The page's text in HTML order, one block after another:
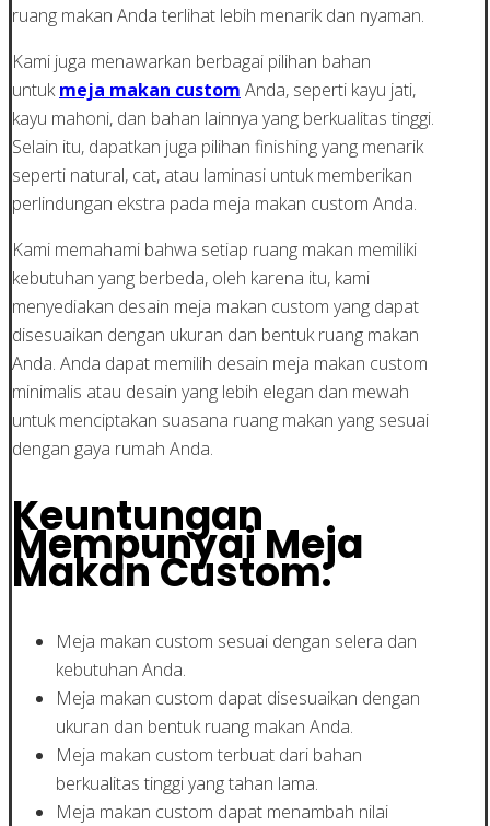
ruang makan Anda terlihat lebih menarik dan nyaman.
Kami juga menawarkan berbagai pilihan bahan
untukmeja makan custom Anda, seperti kayu jati,
kayu mahoni, dan bahan lainnya yang berkualitas tinggi.
Selain itu, dapatkan juga pilihan finishing yang menarik
seperti natural, cat, atau laminasi untuk memberikan
perlindungan ekstra pada meja makan custom Anda.
Kami memahami bahwa setiap ruang makan memiliki
kebutuhan yang berbeda, oleh karena itu, kami
menyediakan desain meja makan custom yang dapat
disesuaikan dengan ukuran dan bentuk ruang makan
Anda. Anda dapat memilih desain meja makan custom
minimalis atau desain yang lebih elegan dan mewah
untuk menciptakan suasana ruang makan yang sesuai
dengan gaya rumah Anda.
Keuntungan
Mempunyai Meja
Makan Custom:
Meja makan custom sesuai dengan selera dan
kebutuhan Anda.
Meja makan custom dapat disesuaikan dengan
ukuran dan bentuk ruang makan Anda.
Meja makan custom terbuat dari bahan
berkualitas tinggi yang tahan lama.
Meja makan custom dapat menambah nilai